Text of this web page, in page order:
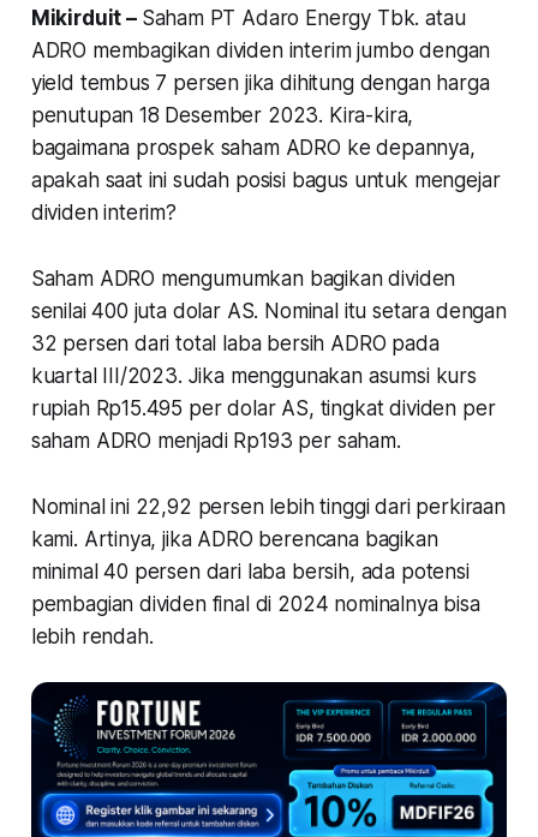
Mikirduit – Saham PT Adaro Energy Tbk. atau
ADRO membagikan dividen interim jumbo dengan
yield tembus 7 persen jika dihitung dengan harga
penutupan 18 Desember 2023. Kira-kira,
bagaimana prospek saham ADRO ke depannya,
apakah saat ini sudah posisi bagus untuk mengejar
dividen interim?
Saham ADRO mengumumkan bagikan dividen
senilai 400 juta dolar AS. Nominal itu setara dengan
32 persen dari total laba bersih ADRO pada
kuartal III/2023. Jika menggunakan asumsi kurs
rupiah Rp15.495 per dolar AS, tingkat dividen per
saham ADRO menjadi Rp193 per saham.
Nominal ini 22,92 persen lebih tinggi dari perkiraan
kami. Artinya, jika ADRO berencana bagikan
minimal 40 persen dari laba bersih, ada potensi
pembagian dividen final di 2024 nominalnya bisa
lebih rendah.